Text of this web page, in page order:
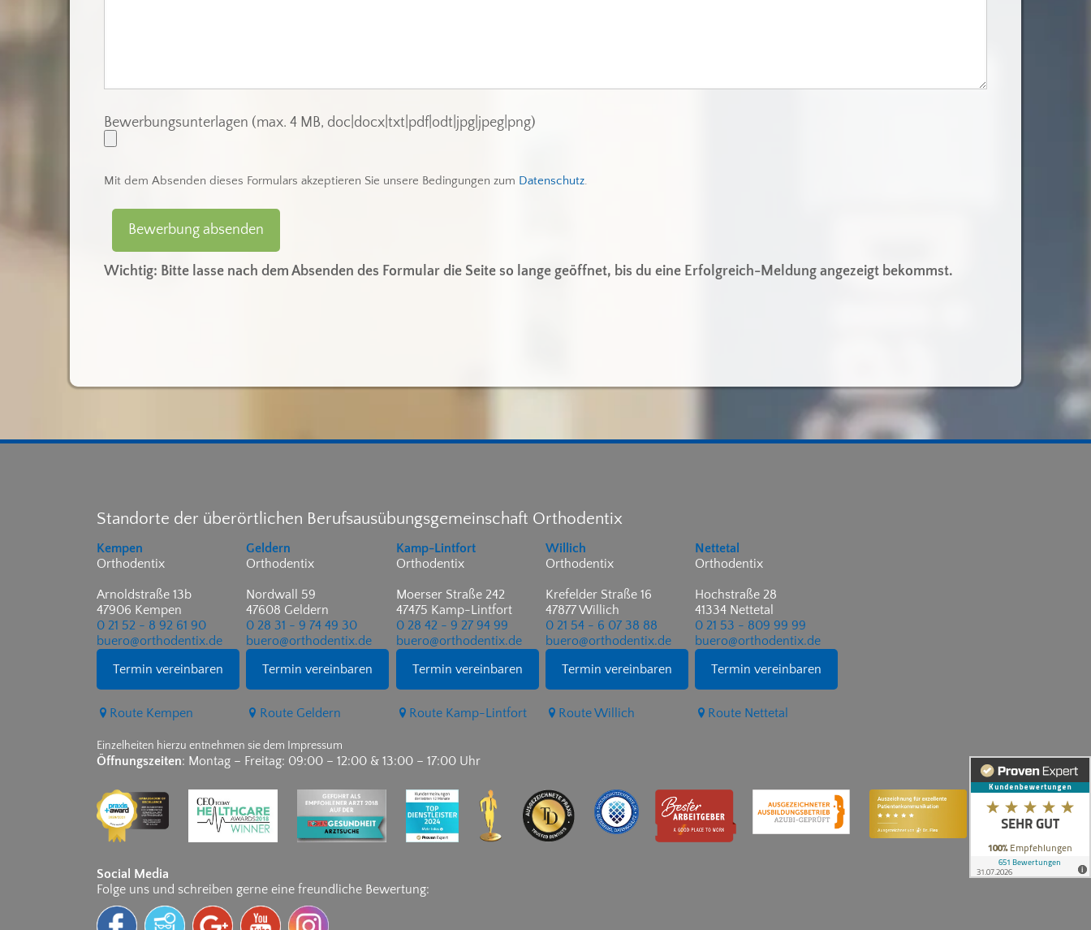
Bewerbungsunterlagen (max. 4 MB, doc|docx|txt|pdf|odt|jpg|jpeg|png)
Mit dem Absenden dieses Formulars akzeptieren Sie unsere Bedingungen zum Datenschutz.
Wichtig: Bitte lasse nach dem Absenden des Formular die Seite so lange geöffnet, bis du eine Erfolgreich-Meldung angezeigt bekommst.
Standorte der überörtlichen Berufsausübungsgemeinschaft Orthodentix
Kempen
Orthodentix
Arnoldstraße 13b
47906 Kempen
0 21 52 - 8 92 61 90
buero@orthodentix.de
Termin vereinbaren
Route Kempen
Geldern
Orthodentix
Nordwall 59
47608 Geldern
0 28 31 - 9 74 49 30
buero@orthodentix.de
Termin vereinbaren
Route Geldern
Kamp-Lintfort
Orthodentix
Moerser Straße 242
47475 Kamp-Lintfort
0 28 42 - 9 27 94 99
buero@orthodentix.de
Termin vereinbaren
Route Kamp-Lintfort
Willich
Orthodentix
Krefelder Straße 16
47877 Willich
0 21 54 - 6 07 38 88
buero@orthodentix.de
Termin vereinbaren
Route Willich
Nettetal
Orthodentix
Hochstraße 28
41334 Nettetal
0 21 53 - 809 99 99
buero@orthodentix.de
Termin vereinbaren
Route Nettetal
Einzelheiten hierzu entnehmen sie dem Impressum
Öffnungszeiten: Montag – Freitag: 09:00 – 12:00 & 13:00 – 17:00 Uhr
Social Media
Folge uns und schreiben gerne eine freundliche Bewertung: